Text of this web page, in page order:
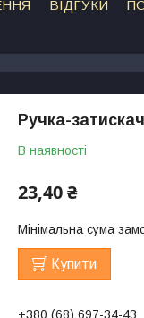
ВІДГУКИ
Ручка-
В наявності
23,40 ₴
Мінімальна сума
Купити
+380 (68) 697-34-43